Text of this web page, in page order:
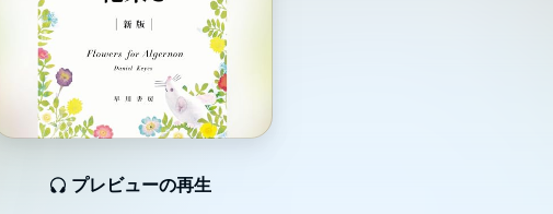
プレビューの再生